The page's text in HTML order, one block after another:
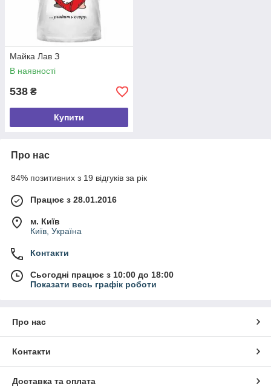
Майка Лав З
В наявності
538 ₴
Купити
Про нас
84% позитивних з 19 відгуків за рік
Працює з 28.01.2016
м. Київ
Київ, Україна
Контакти
Сьогодні працює з 10:00 до 18:00
Показати весь графік роботи
Про нас
Контакти
Доставка та оплата